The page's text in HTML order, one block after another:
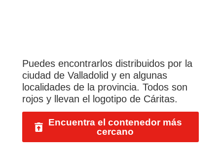
Puedes encontrarlos distribuidos por la
ciudad de Valladolid y en algunas
localidades de la provincia. Todos son
rojos y llevan el logotipo de Cáritas.
Encuentra el contenedor más
cercano